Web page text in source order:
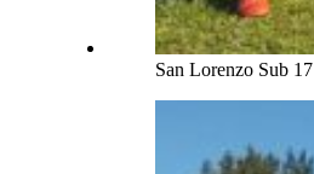
San Lorenzo Sub 17